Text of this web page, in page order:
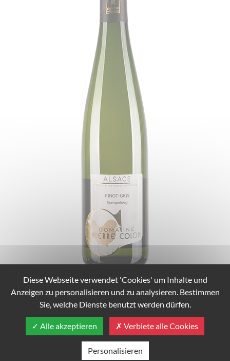
Diese Webseite verwendet 'Cookies' um Inhalte und
Anzeigen zu personalisieren und zu analysieren. Bestimmen
Sie, welche Dienste benutzt werden dürfen.
Alle akzeptieren Verbiete alle Cookies
Personalisieren